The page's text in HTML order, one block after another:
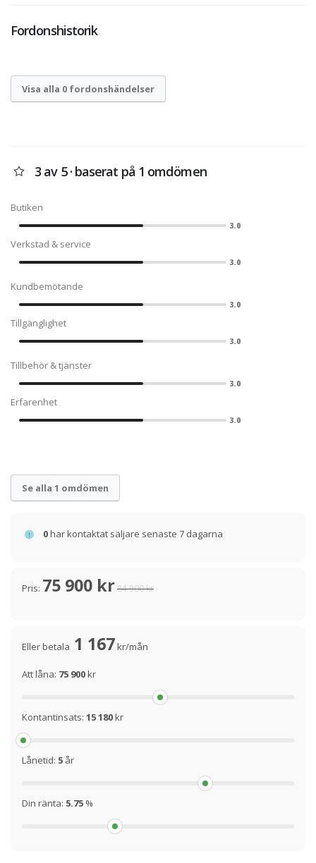
Fordonshistorik
Visa alla 0 fordonshändelser
3 av 5 · baserat på 1 omdömen
Butiken
3.0
Verkstad & service
3.0
Kundbemötande
3.0
Tillgänglighet
3.0
Tillbehör & tjänster
3.0
Erfarenhet
3.0
Se alla 1 omdömen
0har kontaktat säljare senaste 7 dagarna
Pris: 75 900 kr84 900 kr
Eller betala 1 167kr/mån
Att låna: 75 900kr
Kontantinsats: 15 180kr
Lånetid: 5 år
Din ränta: 5.75 %